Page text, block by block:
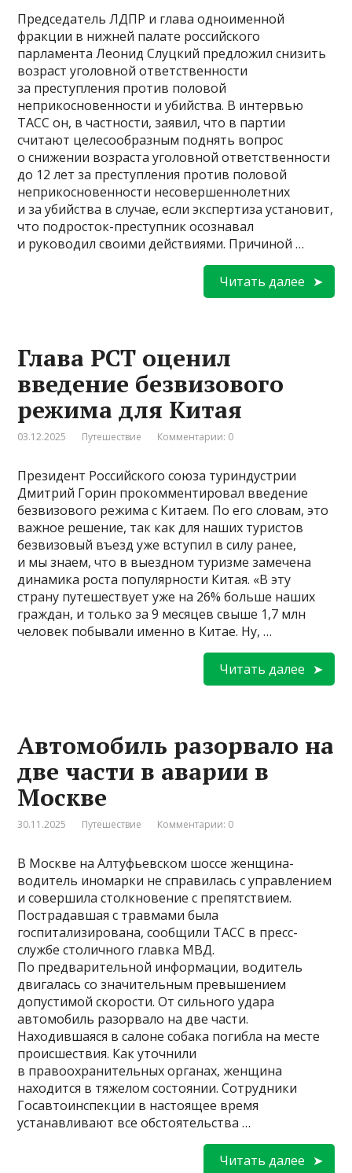
Председатель ЛДПР и глава одноименной
фракции в нижней палате российского
парламента Леонид Слуцкий предложил снизить
возраст уголовной ответственности
за преступления против половой
неприкосновенности и убийства. В интервью
ТАСС он, в частности, заявил, что в партии
считают целесообразным поднять вопрос
о снижении возраста уголовной ответственности
до 12 лет за преступления против половой
неприкосновенности несовершеннолетних
и за убийства в случае, если экспертиза установит,
что подросток-преступник осознавал
и руководил своими действиями. Причиной …
Читать далее
Глава РСТ оценил
введение безвизового
режима для Китая
03.12.2025 Путешествие Комментарии: 0
Президент Российского союза туриндустрии
Дмитрий Горин прокомментировал введение
безвизового режима с Китаем. По его словам, это
важное решение, так как для наших туристов
безвизовый въезд уже вступил в силу ранее,
и мы знаем, что в выездном туризме замечена
динамика роста популярности Китая. «В эту
страну путешествует уже на 26% больше наших
граждан, и только за 9 месяцев свыше 1,7 млн
человек побывали именно в Китае. Ну, …
Читать далее
Автомобиль разорвало на
две части в аварии в
Москве
30.11.2025 Путешествие Комментарии: 0
В Москве на Алтуфьевском шоссе женщина-
водитель иномарки не справилась с управлением
и совершила столкновение с препятствием.
Пострадавшая с травмами была
госпитализирована, сообщили ТАСС в пресс-
службе столичного главка МВД.
По предварительной информации, водитель
двигалась со значительным превышением
допустимой скорости. От сильного удара
автомобиль разорвало на две части.
Находившаяся в салоне собака погибла на месте
происшествия. Как уточнили
в правоохранительных органах, женщина
находится в тяжелом состоянии. Сотрудники
Госавтоинспекции в настоящее время
устанавливают все обстоятельства …
Читать далее